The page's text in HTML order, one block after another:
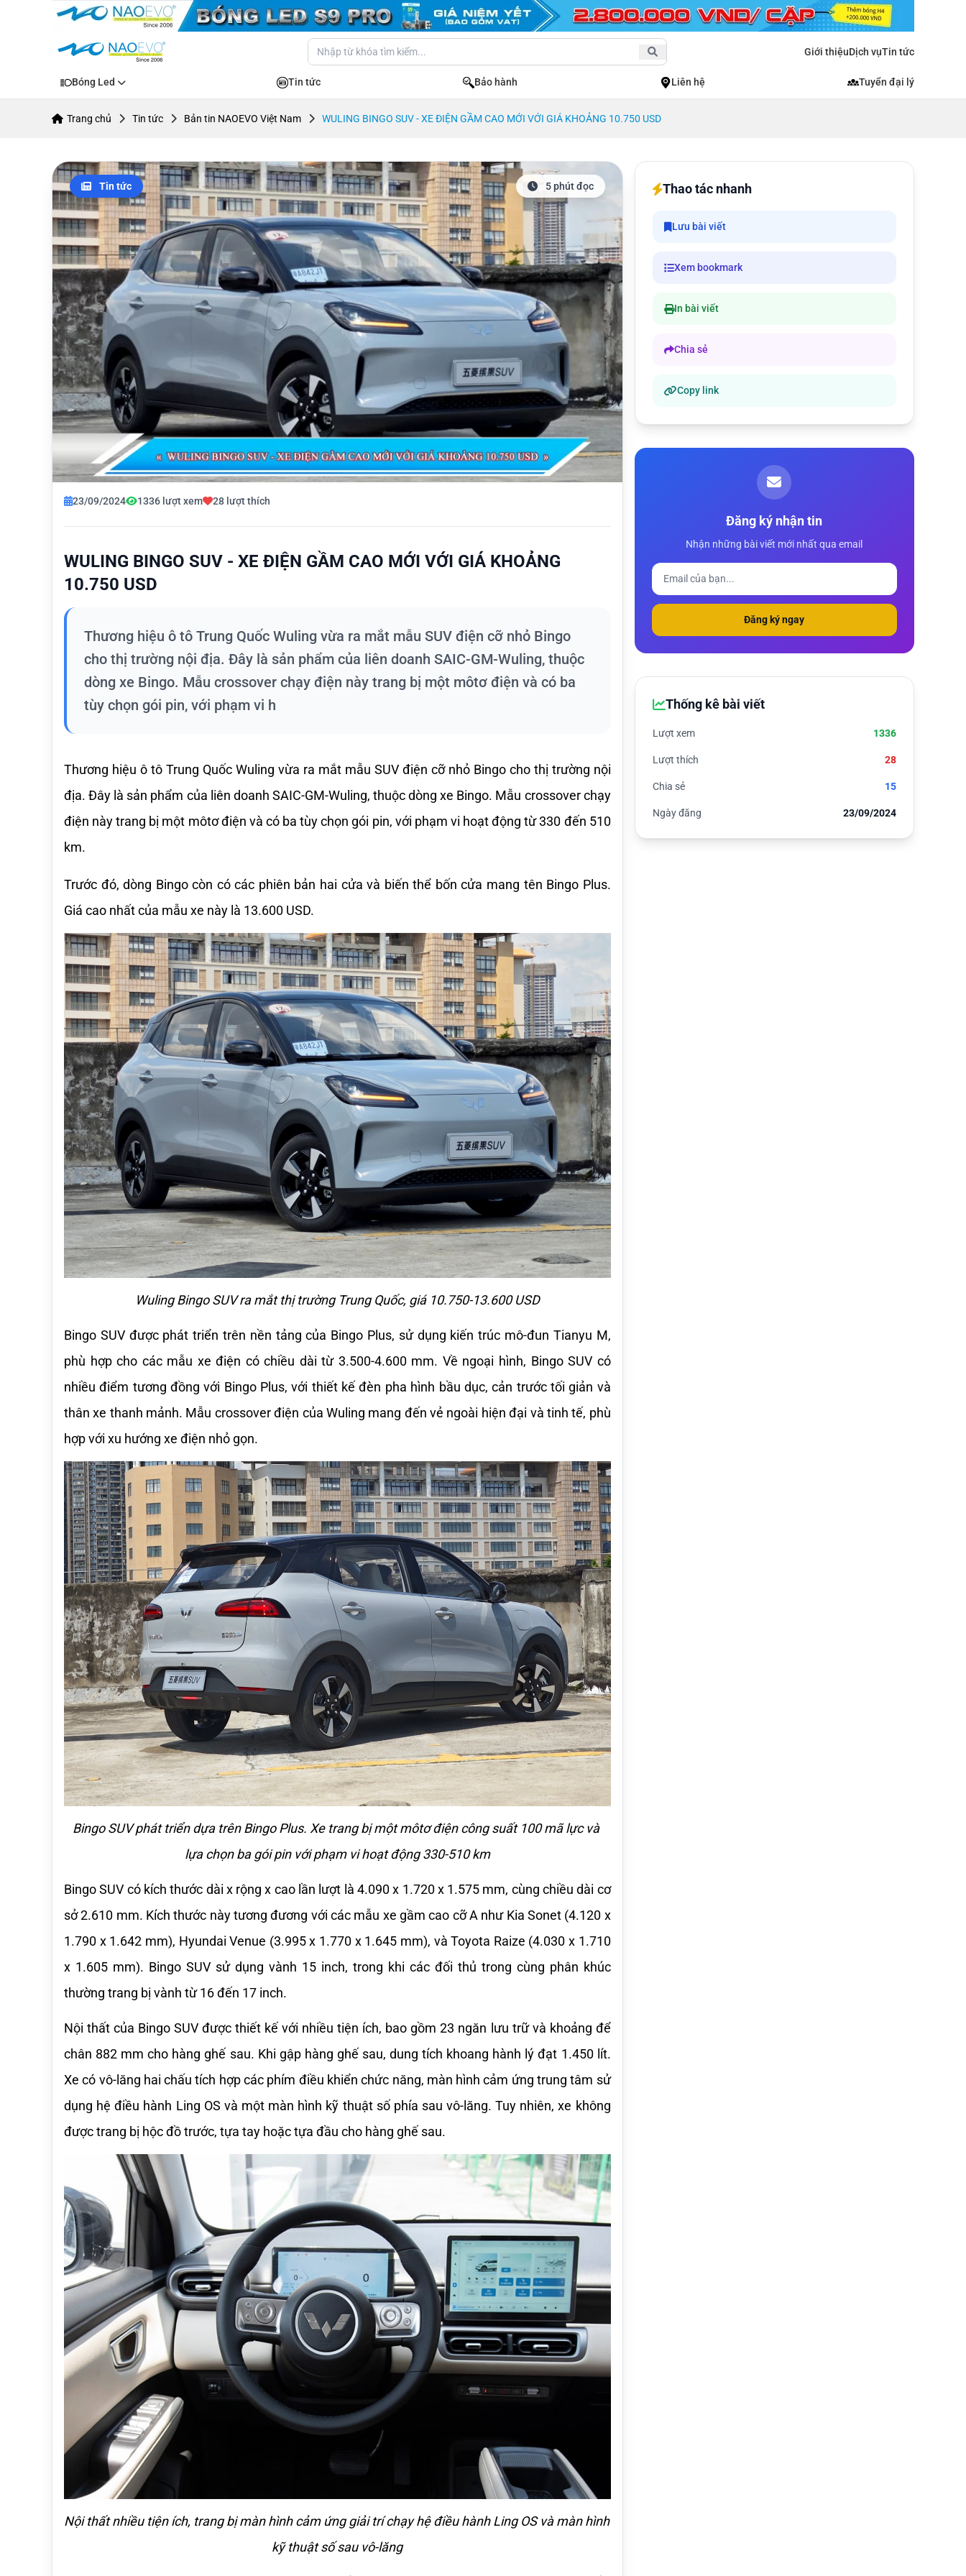
Giới thiệuDịch vụTin tức
Bóng Led Tin tức Bảo hành Liên hệ Tuyển đại lý
Trang chủ Tin tức Bản tin NAOEVO Việt Nam WULING BINGO SUV - XE ĐIỆN GẦM CAO MỚI VỚI GIÁ KHOẢNG 10.750 USD
Tin tức 5 phút đọc
23/09/2024 1336 lượt xem 28 lượt thích
WULING BINGO SUV - XE ĐIỆN GẦM CAO MỚI VỚI GIÁ KHOẢNG
10.750 USD
Thương hiệu ô tô Trung Quốc Wuling vừa ra mắt mẫu SUV điện cỡ nhỏ Bingo
cho thị trường nội địa. Đây là sản phẩm của liên doanh SAIC-GM-Wuling, thuộc
dòng xe Bingo. Mẫu crossover chạy điện này trang bị một môtơ điện và có ba
tùy chọn gói pin, với phạm vi h
Thương hiệu ô tô Trung Quốc Wuling vừa ra mắt mẫu SUV điện cỡ nhỏ Bingo cho thị trường nội
địa. Đây là sản phẩm của liên doanh SAIC-GM-Wuling, thuộc dòng xe Bingo. Mẫu crossover chạy
điện này trang bị một môtơ điện và có ba tùy chọn gói pin, với phạm vi hoạt động từ 330 đến 510
km.
Trước đó, dòng Bingo còn có các phiên bản hai cửa và biến thể bốn cửa mang tên Bingo Plus.
Giá cao nhất của mẫu xe này là 13.600 USD.
Wuling Bingo SUV ra mắt thị trường Trung Quốc, giá 10.750-13.600 USD
Bingo SUV được phát triển trên nền tảng của Bingo Plus, sử dụng kiến trúc mô-đun Tianyu M,
phù hợp cho các mẫu xe điện có chiều dài từ 3.500-4.600 mm. Về ngoại hình, Bingo SUV có
nhiều điểm tương đồng với Bingo Plus, với thiết kế đèn pha hình bầu dục, cản trước tối giản và
thân xe thanh mảnh. Mẫu crossover điện của Wuling mang đến vẻ ngoài hiện đại và tinh tế, phù
hợp với xu hướng xe điện nhỏ gọn.
Bingo SUV phát triển dựa trên Bingo Plus. Xe trang bị một môtơ điện công suất 100 mã lực và
lựa chọn ba gói pin với phạm vi hoạt động 330-510 km
Bingo SUV có kích thước dài x rộng x cao lần lượt là 4.090 x 1.720 x 1.575 mm, cùng chiều dài cơ
sở 2.610 mm. Kích thước này tương đương với các mẫu xe gầm cao cỡ A như Kia Sonet (4.120 x
1.790 x 1.642 mm), Hyundai Venue (3.995 x 1.770 x 1.645 mm), và Toyota Raize (4.030 x 1.710
x 1.605 mm). Bingo SUV sử dụng vành 15 inch, trong khi các đối thủ trong cùng phân khúc
thường trang bị vành từ 16 đến 17 inch.
Nội thất của Bingo SUV được thiết kế với nhiều tiện ích, bao gồm 23 ngăn lưu trữ và khoảng để
chân 882 mm cho hàng ghế sau. Khi gập hàng ghế sau, dung tích khoang hành lý đạt 1.450 lít.
Xe có vô-lăng hai chấu tích hợp các phím điều khiển chức năng, màn hình cảm ứng trung tâm sử
dụng hệ điều hành Ling OS và một màn hình kỹ thuật số phía sau vô-lăng. Tuy nhiên, xe không
được trang bị hộc đồ trước, tựa tay hoặc tựa đầu cho hàng ghế sau.
Nội thất nhiều tiện ích, trang bị màn hình cảm ứng giải trí chạy hệ điều hành Ling OS và màn hình
kỹ thuật số sau vô-lăng
Thao tác nhanh
Lưu bài viết
Xem bookmark
In bài viết
Chia sẻ
Copy link
Đăng ký nhận tin
Nhận những bài viết mới nhất qua email
Đăng ký ngay
Thống kê bài viết
Lượt xem 1336
Lượt thích 28
Chia sẻ 15
Ngày đăng 23/09/2024